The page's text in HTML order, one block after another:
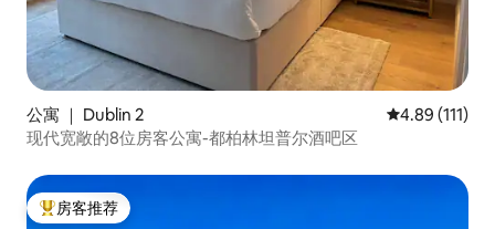
公寓 ｜ Dublin 2 平均评分 4.89
4.89 (111)
现代宽敞的8位房客公寓-都柏林坦普尔酒吧区
热门「房客推荐」
房客推荐